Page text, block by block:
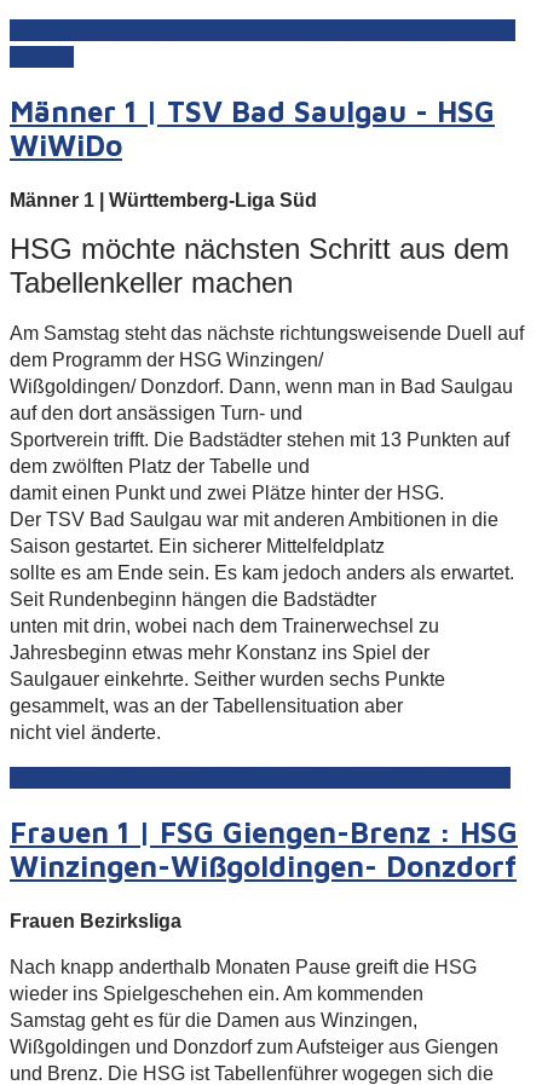
Männer 1 | TSV Bad Saulgau - HSG
WiWiDo
Männer 1 | Württemberg-Liga Süd
HSG möchte nächsten Schritt aus dem
Tabellenkeller machen
Am Samstag steht das nächste richtungsweisende Duell auf
dem Programm der HSG Winzingen/
Wißgoldingen/ Donzdorf. Dann, wenn man in Bad Saulgau
auf den dort ansässigen Turn- und
Sportverein trifft. Die Badstädter stehen mit 13 Punkten auf
dem zwölften Platz der Tabelle und
damit einen Punkt und zwei Plätze hinter der HSG.
Der TSV Bad Saulgau war mit anderen Ambitionen in die
Saison gestartet. Ein sicherer Mittelfeldplatz
sollte es am Ende sein. Es kam jedoch anders als erwartet.
Seit Rundenbeginn hängen die Badstädter
unten mit drin, wobei nach dem Trainerwechsel zu
Jahresbeginn etwas mehr Konstanz ins Spiel der
Saulgauer einkehrte. Seither wurden sechs Punkte
gesammelt, was an der Tabellensituation aber
nicht viel änderte.
Frauen 1 | FSG Giengen-Brenz : HSG
Winzingen-Wißgoldingen- Donzdorf
Frauen Bezirksliga
Nach knapp anderthalb Monaten Pause greift die HSG
wieder ins Spielgeschehen ein. Am kommenden
Samstag geht es für die Damen aus Winzingen,
Wißgoldingen und Donzdorf zum Aufsteiger aus Giengen
und Brenz. Die HSG ist Tabellenführer wogegen sich die